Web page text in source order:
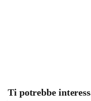
Ti potrebbe